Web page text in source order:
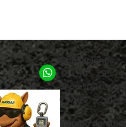
Cotizaciones:
+57 305 295
+57 601
Horario de